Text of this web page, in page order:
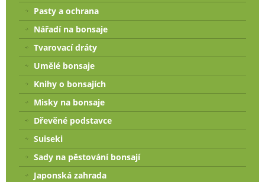
Pasty a ochrana
Nářadí na bonsaje
Tvarovací dráty
Umělé bonsaje
Knihy o bonsajích
Misky na bonsaje
Dřevěné podstavce
Suiseki
Sady na pěstování bonsají
Japonská zahrada